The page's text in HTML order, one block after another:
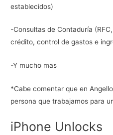
establecidos)
-Consultas de Contaduría
crédito, control de gastos e
-Y mucho mas
*Cabe comentar que en
persona que trabajamos para
iPhone Unlocks